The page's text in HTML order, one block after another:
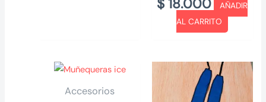
AÑADIR
AL CARRITO
Accesorios